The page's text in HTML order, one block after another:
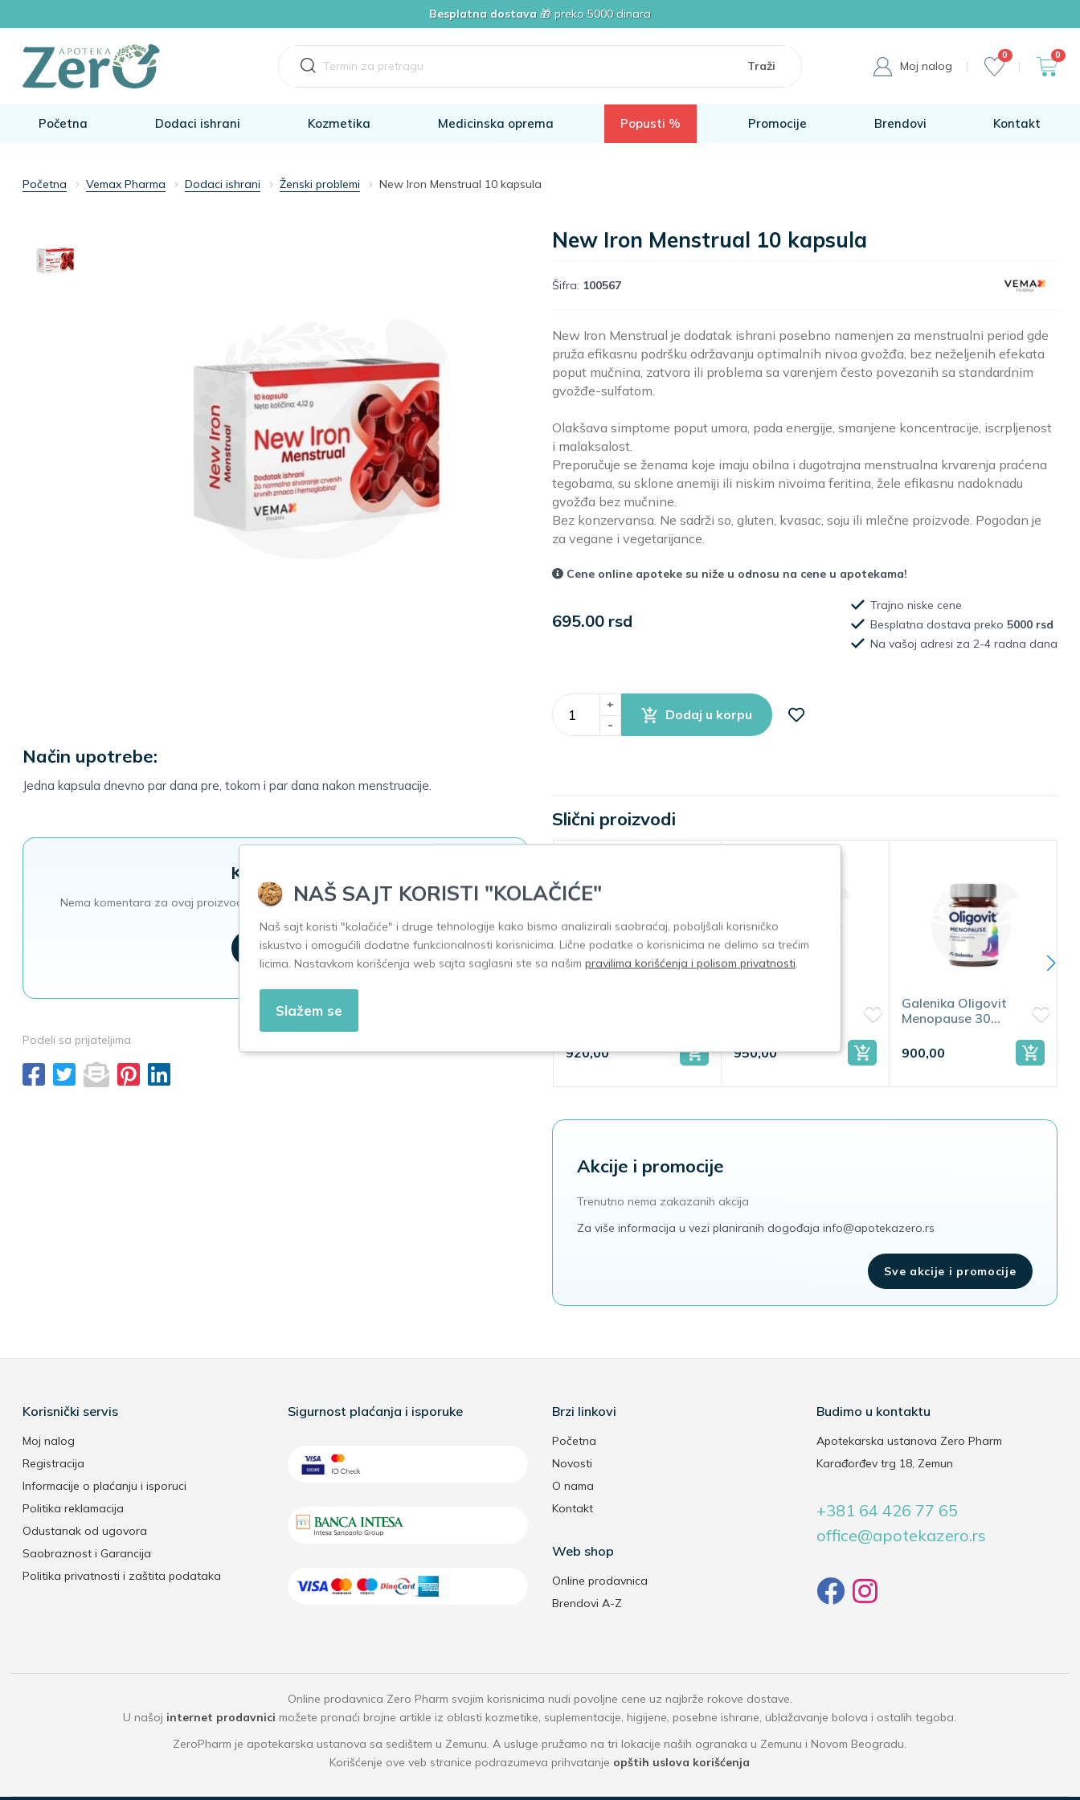
Besplatna dostava🎁 preko 5000 dinara
Moj nalog
0 0
Početna Dodaci ishrani Kozmetika Medicinska oprema Popusti % Promocije Brendovi Kontakt
Početna Vemax Pharma Dodaci ishrani Ženski problemi New Iron Menstrual 10 kapsula
Način upotrebe:
Jedna kapsula dnevno par dana pre, tokom i par dana nakon menstruacije.
Komentari
Nema komentara za ovaj proizvod. Morate biti prijavljeni kako bi poslali komentar!
Prijavi se
Podeli sa prijateljima
New Iron Menstrual 10 kapsula
Šifra: 100567
New Iron Menstrual je dodatak ishrani posebno namenjen za menstrualni period gde
pruža efikasnu podršku održavanju optimalnih nivoa gvožđa, bez neželjenih efekata
poput mučnina, zatvora ili problema sa varenjem često povezanih sa standardnim
gvožđe-sulfatom.
Olakšava simptome poput umora, pada energije, smanjene koncentracije, iscrpljenost
i malaksalost.
Preporučuje se ženama koje imaju obilna i dugotrajna menstrualna krvarenja praćena
tegobama, su sklone anemiji ili niskim nivoima feritina, žele efikasnu nadoknadu
gvožđa bez mučnine.
Bez konzervansa. Ne sadrži so, gluten, kvasac, soju ili mlečne proizvode. Pogodan je
za vegane i vegetarijance.
Cene online apoteke su niže u odnosu na cene u apotekama!
695.00 rsd
Trajno niske cene
Besplatna dostava preko 5000 rsd
Na vašoj adresi za 2-4 radna dana
+
-
Dodaj u korpu
Slični proizvodi
920,00
950,00
900,00
Dr. Theiss Fem
Vital duo 28
tableta noć
1.500,00
Akcije i promocije
Trenutno nema zakazanih akcija
Za više informacija u vezi planiranih dogođaja info@apotekazero.rs
Sve akcije i promocije
Korisnički servis
Moj nalog
Registracija
Informacije o plaćanju i isporuci
Politika reklamacija
Odustanak od ugovora
Saobraznost i Garancija
Politika privatnosti i zaštita podataka
Sigurnost plaćanja i isporuke Brzi linkovi
Početna
Novosti
O nama
Kontakt
Web shop
Online prodavnica
Brendovi A-Z
Budimo u kontaktu
Apotekarska ustanova Zero Pharm
Karađorđev trg 18, Zemun
+381 64 426 77 65
office@apotekazero.rs
Online prodavnica Zero Pharm svojim korisnicima nudi povoljne cene uz najbrže rokove dostave.
U našoj internet prodavnici možete pronaći brojne artikle iz oblasti kozmetike, suplementacije, higijene, posebne ishrane, ublažavanje bolova i ostalih tegoba.
ZeroPharm je apotekarska ustanova sa sedištem u Zemunu. A usluge pružamo na tri lokacije naših ogranaka u Zemunu i Novom Beogradu.
Korišćenje ove veb stranice podrazumeva prihvatanje opštih uslova korišćenja
NAŠ SAJT KORISTI "KOLAČIĆE"
Naš sajt koristi "kolačiće" i druge tehnologije kako bismo analizirali saobraćaj, poboljšali korisničko
iskustvo i omogućili dodatne funkcionalnosti korisnicima. Lične podatke o korisnicima ne delimo sa trećim
licima. Nastavkom korišćenja web sajta saglasni ste sa našim pravilima korišćenja i polisom privatnosti.
Slažem se